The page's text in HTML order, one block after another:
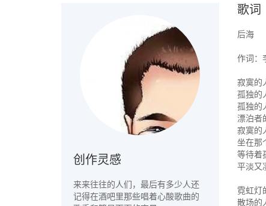
创作灵感
来来往往的人们，最后有多少人还
记得在酒吧里那些唱着心酸歌曲的
歌词
后海
作词：
寂寞的
孤独的
孤独的
漂泊者
寂寞的
坐在那
等待着
平淡又
霓虹灯
散场的